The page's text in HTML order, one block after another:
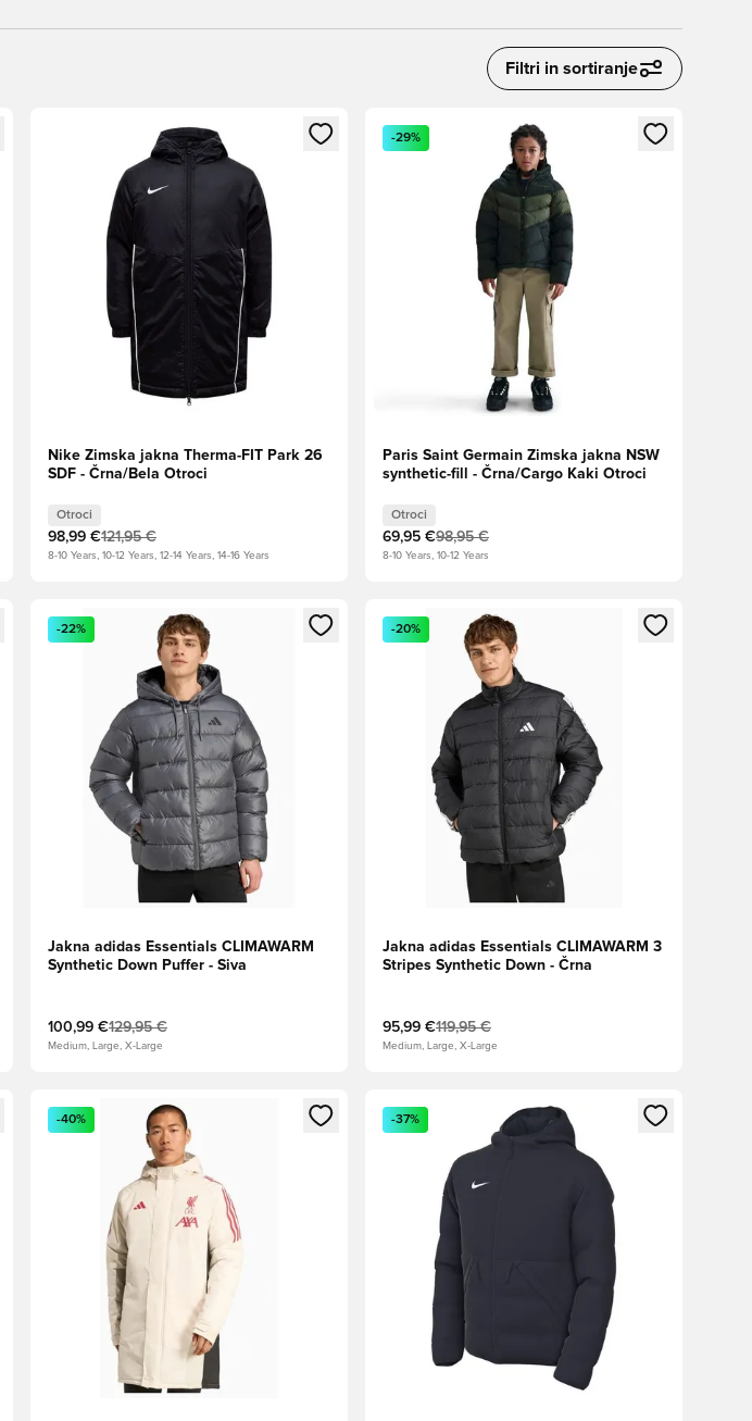
Filtri in sortiranje
Odpre Modal za prijavo ali vpis kot član
Nike Zimska jakna Therma-FIT Park 26
SDF - Črna/Bela Otroci
Otroci
98,99 €121,95 €
8-10 Years, 10-12 Years, 12-14 Years, 14-16 Years
Odpre Modal za prijavo ali vpis kot član
-29%
Paris Saint Germain Zimska jakna NSW
synthetic-fill - Črna/Cargo Kaki Otroci
Otroci
69,95 €98,95 €
8-10 Years, 10-12 Years
Odpre Modal za prijavo ali vpis kot član
-22%
Jakna adidas Essentials CLIMAWARM
Synthetic Down Puffer - Siva
100,99 €129,95 €
Medium, Large, X-Large
Odpre Modal za prijavo ali vpis kot član
-20%
Jakna adidas Essentials CLIMAWARM 3
Stripes Synthetic Down - Črna
95,99 €119,95 €
Medium, Large, X-Large
Odpre Modal za prijavo ali vpis kot član
-40%
Odpre Modal za prijavo ali vpis kot član
-37%